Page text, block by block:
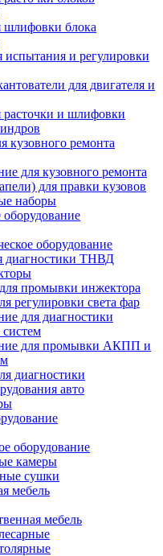
шлифовки блока
испытания и регулировки
для двигателя и
расточки и шлифовки
кузовного ремонта
для кузовного ремонта
для правки кузовов
наборы
оборудование
оборудование
диагностики ТНВД
промывки инжектора
регулировки света фар
для диагностики
для промывки АКПП и
диагностики
авто
оборудование
камеры
сушки
мебель
мебель